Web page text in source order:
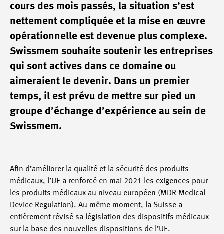
cours des mois passés, la situation s’est
nettement compliquée et la mise en œuvre
opérationnelle est devenue plus complexe.
Swissmem souhaite soutenir les entreprises
qui sont actives dans ce domaine ou
aimeraient le devenir. Dans un premier
temps, il est prévu de mettre sur pied un
groupe d’échange d’expérience au sein de
Swissmem.
Afin d’améliorer la qualité et la sécurité des produits
médicaux, l’UE a renforcé en mai 2021 les exigences pour
les produits médicaux au niveau européen (MDR Medical
Device Regulation). Au même moment, la Suisse a
entièrement révisé sa législation des dispositifs médicaux
sur la base des nouvelles dispositions de l’UE.